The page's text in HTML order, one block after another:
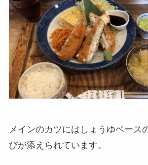
メインのカツにはしょうゆベース
びが添えられています。